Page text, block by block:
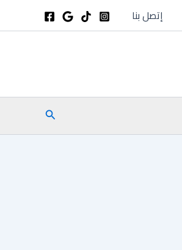
إتصل بنا
البحث